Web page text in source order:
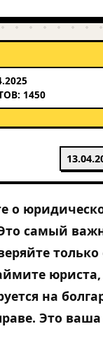
1450
о
Это самый
на
Это ваша